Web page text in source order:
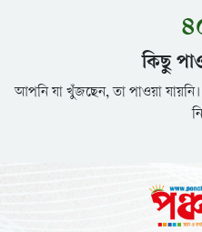
কিছু
আপনি যা খুঁজছেন, তা পাওয়া যায়নি।